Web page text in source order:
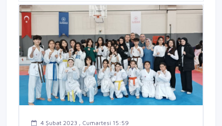
4 Şubat 2023 , Cumartesi 15:59